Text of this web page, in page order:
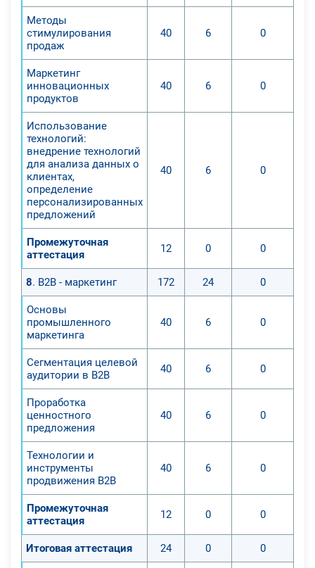
Методы
стимулирования
продаж
40 6 0
Маркетинг
инновационных
продуктов
40 6 0
Использование
технологий:
внедрение технологий
для анализа данных о
клиентах,
определение
персонализированных
предложений
40 6 0
Промежуточная
аттестация
12 0 0
8. B2B - маркетинг 172 24 0
Основы
промышленного
маркетинга
40 6 0
Сегментация целевой
аудитории в B2B
40 6 0
Проработка
ценностного
предложения
40 6 0
Технологии и
инструменты
продвижения B2B
40 6 0
Промежуточная
аттестация
12 0 0
Итоговая аттестация 24 0 0